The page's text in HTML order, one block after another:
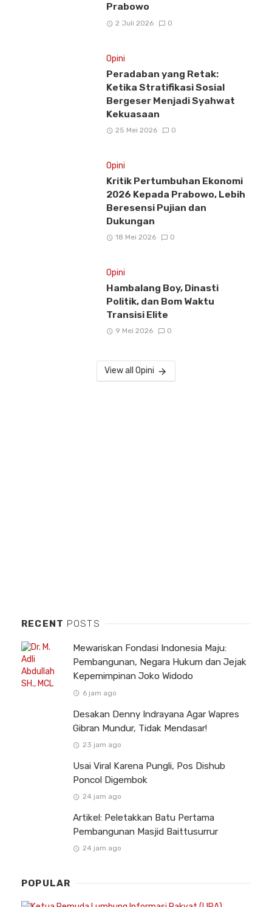
Prabowo
2 Juli 2026 0
Opini
Peradaban yang Retak:
Ketika Stratifikasi Sosial
Bergeser Menjadi Syahwat
Kekuasaan
25 Mei 2026 0
Opini
Kritik Pertumbuhan Ekonomi
2026 Kepada Prabowo, Lebih
Beresensi Pujian dan
Dukungan
18 Mei 2026 0
Opini
Hambalang Boy, Dinasti
Politik, dan Bom Waktu
Transisi Elite
9 Mei 2026 0
View all Opini
RECENT POSTS
Mewariskan Fondasi Indonesia Maju:
Pembangunan, Negara Hukum dan Jejak
Kepemimpinan Joko Widodo
6 jam ago
Desakan Denny Indrayana Agar Wapres
Gibran Mundur, Tidak Mendasar!
23 jam ago
Usai Viral Karena Pungli, Pos Dishub
Poncol Digembok
24 jam ago
Artikel: Peletakkan Batu Pertama
Pembangunan Masjid Baittusurrur
24 jam ago
POPULAR